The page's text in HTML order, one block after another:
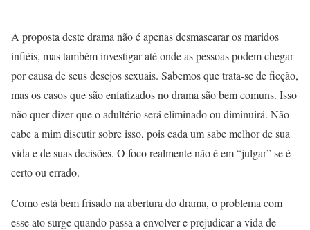
A proposta deste drama não é apenas desmascarar os maridos
infiéis, mas também investigar até onde as pessoas podem chegar
por causa de seus desejos sexuais. Sabemos que trata-se de ficção,
mas os casos que são enfatizados no drama são bem comuns. Isso
não quer dizer que o adultério será eliminado ou diminuirá. Não
cabe a mim discutir sobre isso, pois cada um sabe melhor de sua
vida e de suas decisões. O foco realmente não é em “julgar” se é
certo ou errado.
Como está bem frisado na abertura do drama, o problema com
esse ato surge quando passa a envolver e prejudicar a vida de